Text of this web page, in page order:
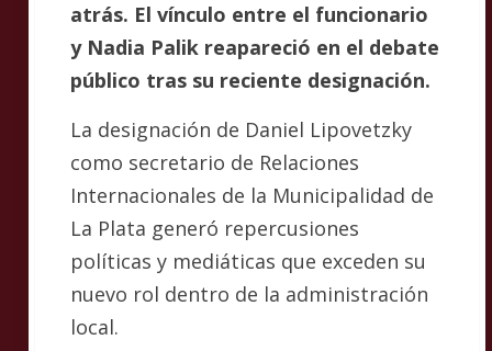
atrás. El vínculo entre el funcionario
y Nadia Palik reapareció en el debate
público tras su reciente designación.
La designación de Daniel Lipovetzky
como secretario de Relaciones
Internacionales de la Municipalidad de
La Plata generó repercusiones
políticas y mediáticas que exceden su
nuevo rol dentro de la administración
local.